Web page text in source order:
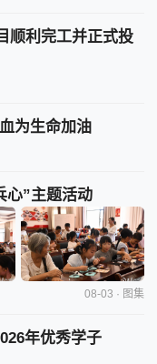
顺利完工并正式投
为生命加油
心”主题活动
08-03 · 图集
年优秀学子